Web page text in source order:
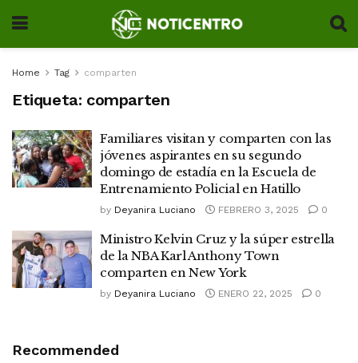
Home Tag comparten
Etiqueta: comparten
Familiares visitan y comparten con las
jóvenes aspirantes en su segundo
domingo de estadía en la Escuela de
Entrenamiento Policial en Hatillo
by Deyanira Luciano FEBRERO 3, 2025 0
Ministro Kelvin Cruz y la súper estrella
de la NBA Karl Anthony Town
comparten en New York
by Deyanira Luciano ENERO 22, 2025 0
Recommended